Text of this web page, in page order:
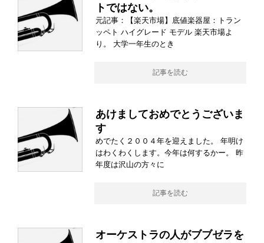
トではない。
元記事：【楽天市場】底値楽器屋：トラン
ッペト ハイグレード モデル 楽天市場よ
り。 大学一年生のとき
記事を読む
あけましておめでとうございま
す
めでたく２００４年を迎えました。 年明け
はわくわくします。今年は何するかー。 昨
年度は沢山の方々に
記事を読む
オーケストラの人がブブゼラを